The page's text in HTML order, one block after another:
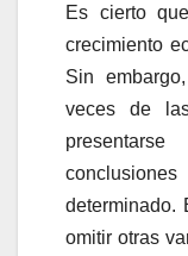
Es cierto
crecimiento
Sin
veces de
determinado.
omitir otras